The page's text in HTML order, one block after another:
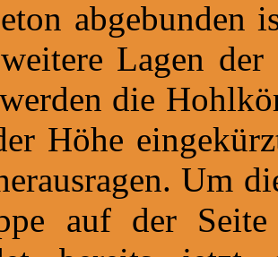
abgebunden
Lagen
die
Höhe
Um
auf der